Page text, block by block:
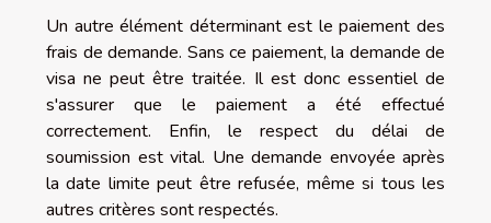
Un autre élément déterminant est le paiement des
frais de demande. Sans ce paiement, la demande de
visa ne peut être traitée. Il est donc essentiel de
s'assurer que le paiement a été effectué
correctement. Enfin, le respect du délai de
soumission est vital. Une demande envoyée après
la date limite peut être refusée, même si tous les
autres critères sont respectés.